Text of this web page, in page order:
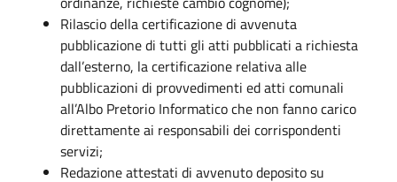
Rilascio della certificazione di avvenuta
pubblicazione di tutti gli atti pubblicati a richiesta
dall’esterno, la certificazione relativa alle
pubblicazioni di provvedimenti ed atti comunali
all’Albo Pretorio Informatico che non fanno carico
direttamente ai responsabili dei corrispondenti
servizi;
Redazione attestati di avvenuto deposito su